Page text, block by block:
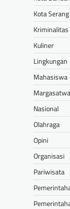
Kota Serang
Kriminalitas
Kuliner
Lingkungan
Mahasiswa
Margasatwa
Nasional
Olahraga
Opini
Organisasi
Pariwisata